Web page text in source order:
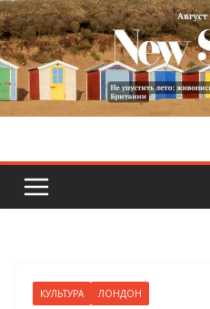
Skip
to
content
КУЛЬТУРА ЛОНДОН